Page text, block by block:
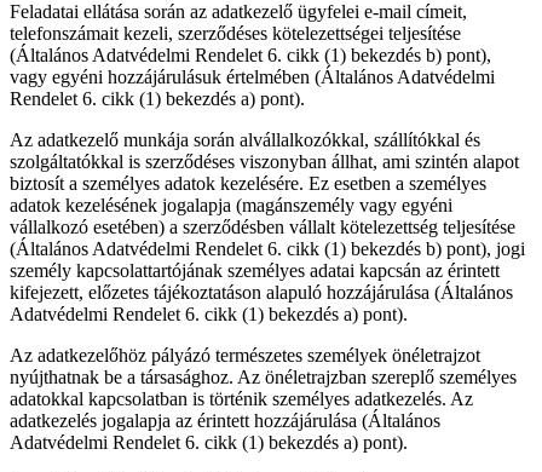
Feladatai ellátása során az adatkezelő ügyfelei e-mail címeit,
telefonszámait kezeli, szerződéses kötelezettségei teljesítése
(Általános Adatvédelmi Rendelet 6. cikk (1) bekezdés b) pont),
vagy egyéni hozzájárulásuk értelmében (Általános Adatvédelmi
Rendelet 6. cikk (1) bekezdés a) pont).
Az adatkezelő munkája során alvállalkozókkal, szállítókkal és
szolgáltatókkal is szerződéses viszonyban állhat, ami szintén alapot
biztosít a személyes adatok kezelésére. Ez esetben a személyes
adatok kezelésének jogalapja (magánszemély vagy egyéni
vállalkozó esetében) a szerződésben vállalt kötelezettség teljesítése
(Általános Adatvédelmi Rendelet 6. cikk (1) bekezdés b) pont), jogi
személy kapcsolattartójának személyes adatai kapcsán az érintett
kifejezett, előzetes tájékoztatáson alapuló hozzájárulása (Általános
Adatvédelmi Rendelet 6. cikk (1) bekezdés a) pont).
Az adatkezelőhöz pályázó természetes személyek önéletrajzot
nyújthatnak be a társasághoz. Az önéletrajzban szereplő személyes
adatokkal kapcsolatban is történik személyes adatkezelés. Az
adatkezelés jogalapja az érintett hozzájárulása (Általános
Adatvédelmi Rendelet 6. cikk (1) bekezdés a) pont).